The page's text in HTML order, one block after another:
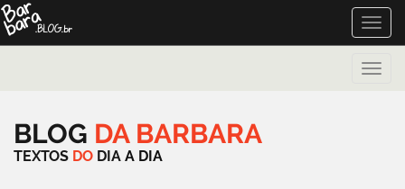
Toggle
Toggle
BLOG DA BARBARA
TEXTOS DO DIA A DIA